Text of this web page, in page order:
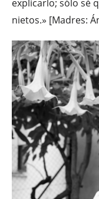
explicarlo; sólo sé
nietos.» [Madres: